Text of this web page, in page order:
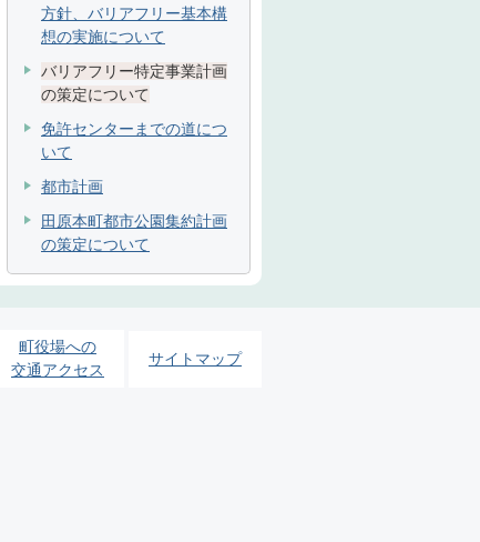
方針、バリアフリー基本構
想の実施について
バリアフリー特定事業計画
の策定について
免許センターまでの道につ
いて
都市計画
田原本町都市公園集約計画
の策定について
町役場への
交通アクセス
サイトマップ